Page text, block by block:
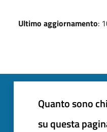
Ultimo aggiornamento:
Quanto sono
su questa